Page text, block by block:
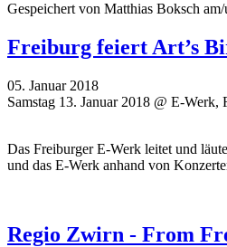
Gespeichert von Matthias Boksch
Freiburg feiert Art’s
05. Januar 2018
Samstag 13. Januar 2018 @ E-Werk,
Das Freiburger E-Werk leitet und
und das E-Werk anhand von
Regio Zwirn - From